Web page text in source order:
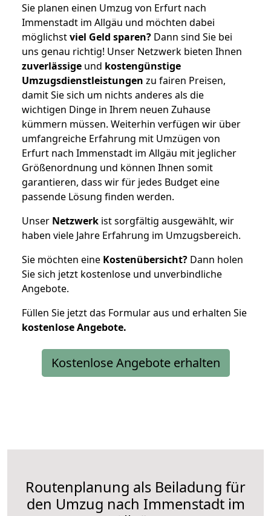
Sie planen einen Umzug von Erfurt nach
Immenstadt im Allgäu und möchten dabei
möglichstviel Geld sparen? Dann sind Sie bei
uns genau richtig! Unser Netzwerk bieten Ihnen
zuverlässige und kostengünstige
Umzugsdienstleistungen zu fairen Preisen,
damit Sie sich um nichts anderes als die
wichtigen Dinge in Ihrem neuen Zuhause
kümmern müssen. Weiterhin verfügen wir über
umfangreiche Erfahrung mit Umzügen von
Erfurt nach Immenstadt im Allgäu mit jeglicher
Größenordnung und können Ihnen somit
garantieren, dass wir für jedes Budget eine
passende Lösung finden werden.
Unser Netzwerk ist sorgfältig ausgewählt, wir
haben viele Jahre Erfahrung im Umzugsbereich.
Sie möchten eine Kostenübersicht? Dann holen
Sie sich jetzt kostenlose und unverbindliche
Angebote.
Füllen Sie jetzt das Formular aus und erhalten Sie
kostenloseAngebote.
Kostenlose Angebote erhalten
Routenplanung als Beiladung für
den Umzug nach Immenstadt im